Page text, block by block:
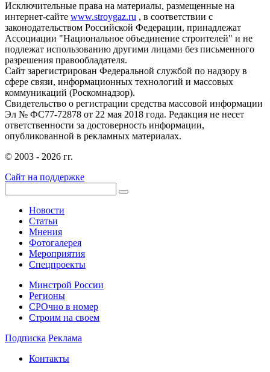
Исключительные права на материалы, размещенные на
интернет-сайте www.stroygaz.ru , в соответствии с
законодательством Российской Федерации, принадлежат
Ассоциации "Национальное объединение строителей" и не
подлежат использованию другими лицами без письменного
разрешения правообладателя.
Сайт зарегистрирован Федеральной службой по надзору в
сфере связи, информационных технологий и массовых
коммуникаций (Роскомнадзор).
Свидетельство о регистрации средства массовой информации
Эл № ФС77-72878 от 22 мая 2018 года. Редакция не несет
ответственности за достоверность информации,
опубликованной в рекламных материалах.
© 2003 - 2026 гг.
Сайт на поддержке
Новости
Статьи
Мнения
Фотогалерея
Мероприятия
Спецпроекты
Минстрой России
Регионы
СРОчно в номер
Строим на своем
Подписка Реклама
Контакты